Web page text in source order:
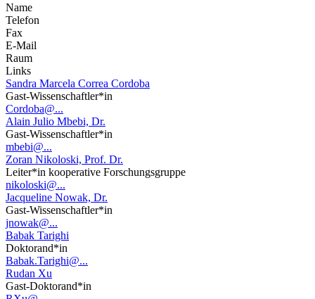
Name
Telefon
Fax
E-Mail
Raum
Links
Sandra Marcela Correa Cordoba
Gast-Wissenschaftler*in
Cordoba@...
Alain Julio Mbebi, Dr.
Gast-Wissenschaftler*in
mbebi@...
Zoran Nikoloski, Prof. Dr.
Leiter*in kooperative Forschungsgruppe
nikoloski@...
Jacqueline Nowak, Dr.
Gast-Wissenschaftler*in
jnowak@...
Babak Tarighi
Doktorand*in
Babak.Tarighi@...
Rudan Xu
Gast-Doktorand*in